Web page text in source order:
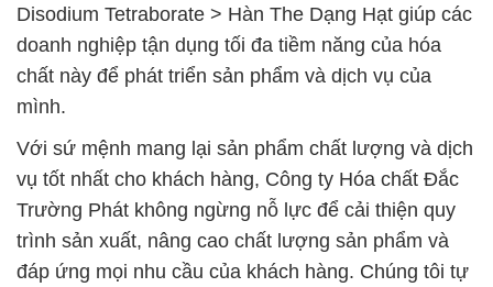
Disodium Tetraborate > Hàn The Dạng Hạt giúp các
doanh nghiệp tận dụng tối đa tiềm năng của hóa
chất này để phát triển sản phẩm và dịch vụ của
mình.
Với sứ mệnh mang lại sản phẩm chất lượng và dịch
vụ tốt nhất cho khách hàng, Công ty Hóa chất Đắc
Trường Phát không ngừng nỗ lực để cải thiện quy
trình sản xuất, nâng cao chất lượng sản phẩm và
đáp ứng mọi nhu cầu của khách hàng. Chúng tôi tự